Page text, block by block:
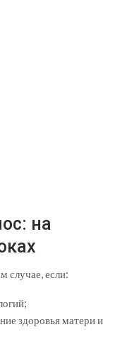
на
случае, если:
здоровья матери и